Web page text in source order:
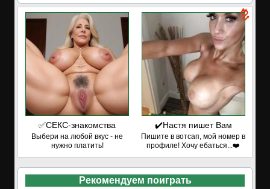
✅СЕКС-знакомства
Выбери на любой вкус - не
нужно платить!
✔️Настя пишет Вам
Пишите в вотсап, мой номер в
профиле! Хочу ебаться...❤️
Рекомендуем поиграть